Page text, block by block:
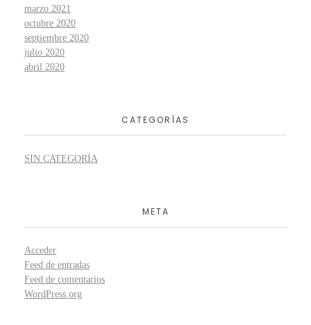
marzo 2021
octubre 2020
septiembre 2020
julio 2020
abril 2020
CATEGORÍAS
SIN CATEGORÍA
META
Acceder
Feed de entradas
Feed de comentarios
WordPress.org